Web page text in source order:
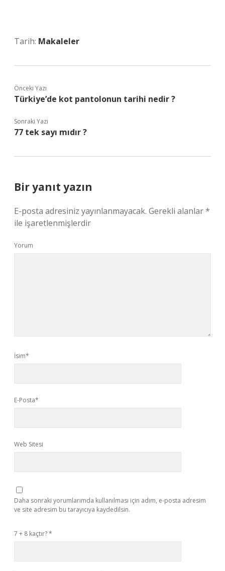
Tarih: Makaleler
Önceki Yazı
Türkiye’de kot pantolonun tarihi nedir ?
Sonraki Yazı
77 tek sayı mıdır ?
Bir yanıt yazın
E-posta adresiniz yayınlanmayacak. Gerekli alanlar*
ile işaretlenmişlerdir
Yorum
İsim*
E-Posta*
Web Sitesi
Daha sonraki yorumlarımda kullanılması için adım, e-posta adresim
ve site adresim bu tarayıcıya kaydedilsin.
7 + 8 kaçtır?*